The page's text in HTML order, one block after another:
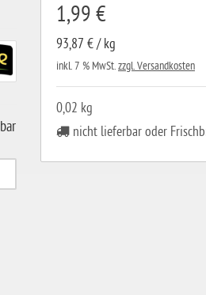
1,99 €
93,87 € / kg
inkl. 7 % MwSt.zzgl. Versandkosten
0,02 kg
nicht lieferbar oder